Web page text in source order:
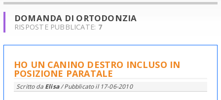
DOMANDA DI ORTODONZIA
RISPOSTE PUBBLICATE: 7
HO UN CANINO DESTRO INCLUSO IN
POSIZIONE PARATALE
Scritto da Elisa/ Pubblicato il 17-06-2010